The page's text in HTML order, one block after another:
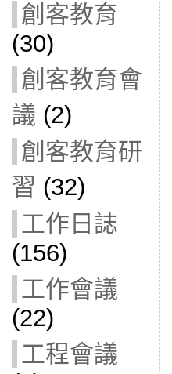
創客教育
(30)
創客教育會
議 (2)
創客教育研
習 (32)
工作日誌
(156)
工作會議
(22)
工程會議